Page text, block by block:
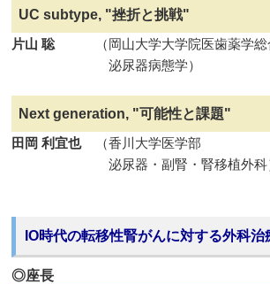
UC subtype, "挫折と挑戦"
片山 聡
（岡山大学大学院医歯薬学
泌尿器病態学）
Next generation, "可能性と課題"
田岡 利宜也
（香川大学医学部
泌尿器・副腎・腎移植外科
IO時代の転移性腎がんに対する外科治
◎座長